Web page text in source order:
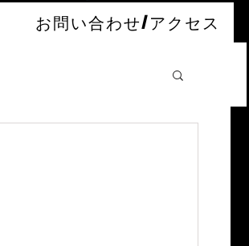
お問い合わせ/アクセス